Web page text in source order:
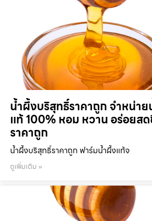
น้ำผึ้งบริสุทธิ์ราคาถูก จำหน่า
แท้ 100% หอม หวาน อร่อยส
ราคาถูก
น้ำผึ้งบริสุทธิ์ราคาถูก ฟาร์มน้ำผึ้งแท้จ
ดูเพิ่มเติม »